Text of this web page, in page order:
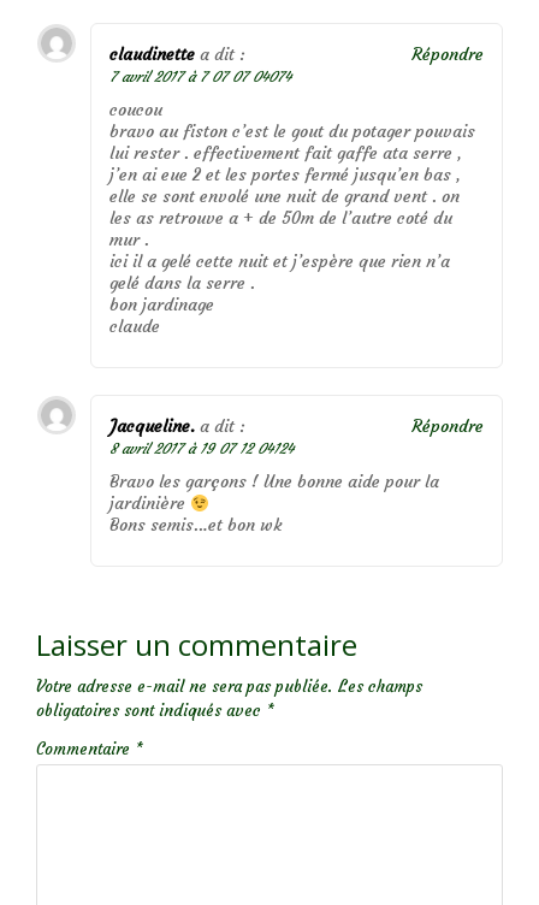
claudinette a dit :
7 avril 2017 à 7 07 07 04074
coucou
bravo au fiston c’est le gout du potager pouvais
lui rester . effectivement fait gaffe ata serre ,
j’en ai eue 2 et les portes fermé jusqu’en bas ,
elle se sont envolé une nuit de grand vent . on
les as retrouve a + de 50m de l’autre coté du
mur .
ici il a gelé cette nuit et j’espère que rien n’a
gelé dans la serre .
bon jardinage
claude
Répondre
Jacqueline. a dit :
8 avril 2017 à 19 07 12 04124
Bravo les garçons ! Une bonne aide pour la
jardinière
Bons semis…et bon wk
Répondre
Laisser un commentaire
Votre adresse e-mail ne sera pas publiée. Les champs
obligatoires sont indiqués avec *
Commentaire *